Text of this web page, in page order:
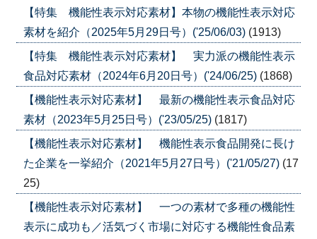
【特集 機能性表示対応素材】本物の機能性表示対応
素材を紹介（2025年5月29日号）('25/06/03) (1913)
【特集 機能性表示対応素材】 実力派の機能性表示
食品対応素材（2024年6月20日号）('24/06/25) (1868)
【機能性表示対応素材】 最新の機能性表示食品対応
素材（2023年5月25日号）('23/05/25) (1817)
【機能性表示対応素材】 機能性表示食品開発に長け
た企業を一挙紹介（2021年5月27日号）('21/05/27) (17
25)
【機能性表示対応素材】 一つの素材で多種の機能性
表示に成功も／活気づく市場に対応する機能性食品素